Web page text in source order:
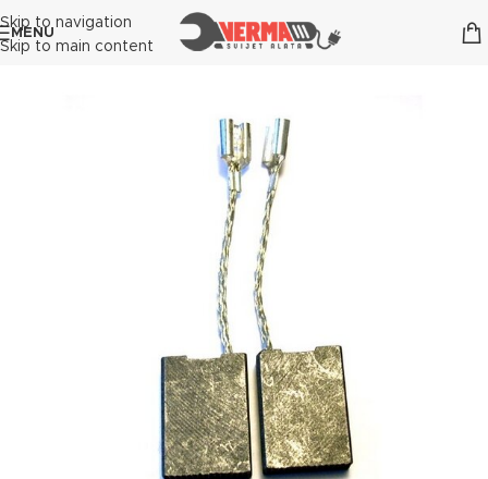
Skip to navigation
Skip to main content
MENU